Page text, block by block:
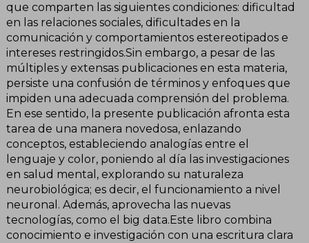
que comparten las siguientes condiciones: dificultad
en las relaciones sociales, dificultades en la
comunicación y comportamientos estereotipados e
intereses restringidos.Sin embargo, a pesar de las
múltiples y extensas publicaciones en esta materia,
persiste una confusión de términos y enfoques que
impiden una adecuada comprensión del problema.
En ese sentido, la presente publicación afronta esta
tarea de una manera novedosa, enlazando
conceptos, estableciendo analogías entre el
lenguaje y color, poniendo al día las investigaciones
en salud mental, explorando su naturaleza
neurobiológica; es decir, el funcionamiento a nivel
neuronal. Además, aprovecha las nuevas
tecnologías, como el big data.Este libro combina
conocimiento e investigación con una escritura clara